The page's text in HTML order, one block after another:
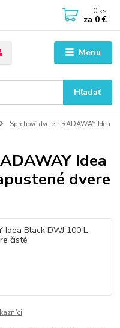
Menu
Hľadať
0 ks
za 0 €
Sprchové dvere - RADAWAY Idea
Idea
dvere